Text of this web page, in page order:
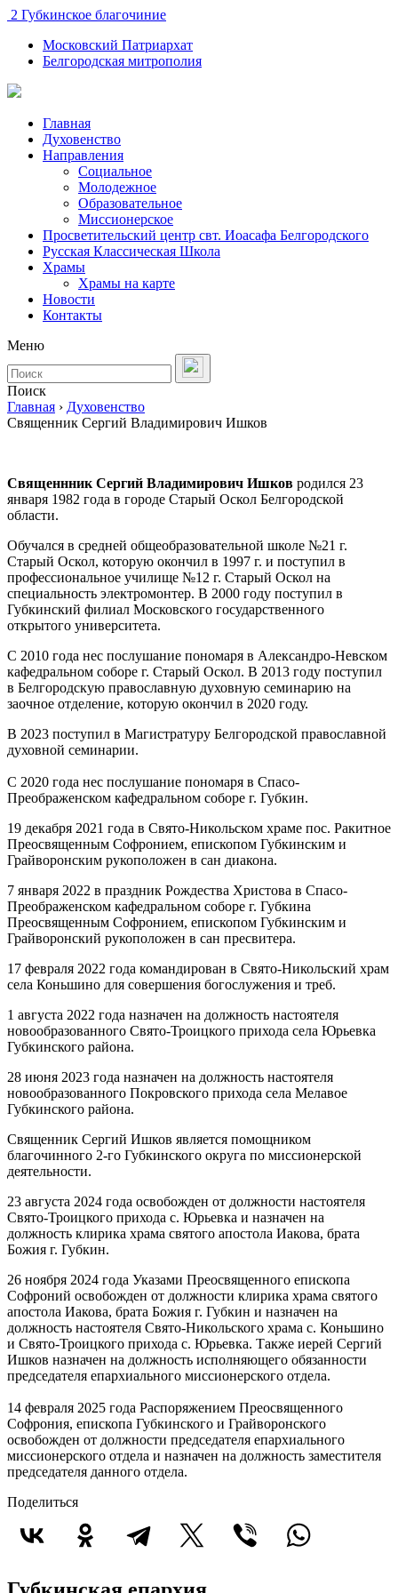
2 Губкинское благочиние
Московский Патриархат
Белгородская митрополия
Главная
Духовенство
Направления
Социальное
Молодежное
Образовательное
Миссионерское
Просветительский центр свт. Иоасафа Белгородского
Русская Классическая Школа
Храмы
Храмы на карте
Новости
Контакты
Меню
Поиск
Главная › Духовенство
Священник Сергий Владимирович Ишков
Священнник Сергий Владимирович Ишков родился 23
января 1982 года в городе Старый Оскол Белгородской
области.
Обучался в средней общеобразовательной школе №21 г.
Старый Оскол, которую окончил в 1997 г. и поступил в
профессиональное училище №12 г. Старый Оскол на
специальность электромонтер. В 2000 году поступил в
Губкинский филиал Московского государственного
открытого университета.
С 2010 года нес послушание пономаря в Александро-Невском
кафедральном соборе г. Старый Оскол. В 2013 году поступил
в Белгородскую православную духовную семинарию на
заочное отделение, которую окончил в 2020 году.
В 2023 поступил в Магистратуру Белгородской православной
духовной семинарии.
С 2020 года нес послушание пономаря в Спасо-
Преображенском кафедральном соборе г. Губкин.
19 декабря 2021 года в Свято-Никольском храме пос. Ракитное
Преосвященным Софронием, епископом Губкинским и
Грайворонским рукоположен в сан диакона.
7 января 2022 в праздник Рождества Христова в Спасо-
Преображенском кафедральном соборе г. Губкина
Преосвященным Софронием, епископом Губкинским и
Грайворонский рукоположен в сан пресвитера.
17 февраля 2022 года командирован в Свято-Никольский храм
села Коньшино для совершения богослужения и треб.
1 августа 2022 года назначен на должность настоятеля
новообразованного Свято-Троицкого прихода села Юрьевка
Губкинского района.
28 июня 2023 года назначен на должность настоятеля
новообразованного Покровского прихода села Мелавое
Губкинского района.
Священник Сергий Ишков является помощником
благочинного 2-го Губкинского округа по миссионерской
деятельности.
23 августа 2024 года освобожден от должности настоятеля
Свято-Троицкого прихода с. Юрьевка и назначен на
должность клирика храма святого апостола Иакова, брата
Божия г. Губкин.
26 ноября 2024 года Указами Преосвященного епископа
Софроний освобожден от должности клирика храма святого
апостола Иакова, брата Божия г. Губкин и назначен на
должность настоятеля Свято-Никольского храма с. Коньшино
и Свято-Троицкого прихода с. Юрьевка. Также иерей Сергий
Ишков назначен на должность исполняющего обязанности
председателя епархиального миссионерского отдела.
14 февраля 2025 года Распоряжением Преосвященного
Софрония, епископа Губкинского и Грайворонского
освобожден от должности председателя епархиального
миссионерского отдела и назначен на должность заместителя
председателя данного отдела.
Поделиться